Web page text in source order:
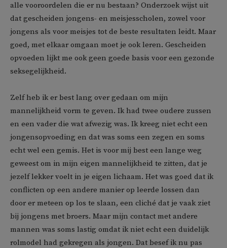
alle vooroordelen die er nu bestaan? Onderzoek wijst uit
dat gescheiden jongens- en meisjesscholen, zowel voor
jongens als voor meisjes tot de beste resultaten leidt. Maar
goed, met elkaar omgaan moet je ook leren. Gescheiden
opvoeden lijkt me ook geen goede basis voor een gezonde
seksegelijkheid.
Zelf heb ik er best lang over gedaan om mijn
mannelijkheid vorm te geven. Ik had twee oudere zussen
en een vader die wat afwezig was. Ik kreeg niet echt een
jongensopvoeding en dat was soms een zegen en soms
echt wel een gemis. Het is voor mij best een lange weg
geweest om in mijn eigen mannelijkheid te zitten, dat je
jezelf lekker voelt in je eigen lichaam. Het was goed dat ik
conflicten op een andere manier op leerde lossen dan
door er meteen op los te slaan, een cliché dat je vaak ziet
bij jongens met broers. Maar mijn contact met andere
mannen was soms lastig omdat ik niet echt een duidelijk
rolmodel had gekregen als jongen. Dat besef ik nu pas